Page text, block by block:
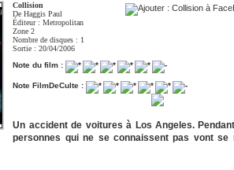
Collision
DeHaggis Paul
Éditeur : Metropolitan
Zone 2
Nombre de disques : 1
Sortie : 20/04/2006
Note du film :
Note FilmDeCulte :
Un accident de voitures à Los Angeles.
personnes qui ne se connaissent pas vont se